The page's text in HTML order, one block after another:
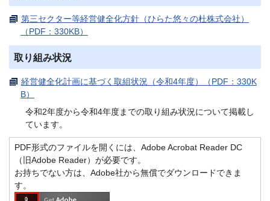
第三セクター等経営健全化方針（ひらた悠々の杜株式会社）
（PDF：330KB）
取り組み状況
経営健全化計画に基づく取組状況（令和4年度）（PDF：330K
B）
令和2年度から令和4年度までの取り組み状況について掲載し
ています。
PDF形式のファイルを開くには、Adobe Acrobat Reader DC
（旧Adobe Reader）が必要です。
お持ちでない方は、Adobe社から無償でダウンロードできま
す。